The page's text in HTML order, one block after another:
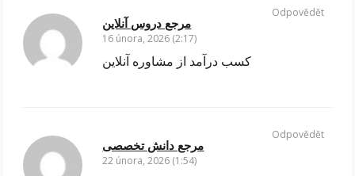
مرجع دروس آنلاین
16 února, 2026 (2:17)
کسب درآمد از مشاوره آنلاین
Odpovědět
مرجع دانش تخصصی
22 února, 2026 (1:54)
Odpovědět